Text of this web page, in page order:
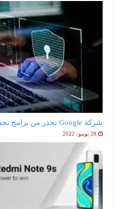
شركة Google تحذر من برامج تجسس حكومية Hermit
28 يونيو، 2022